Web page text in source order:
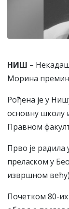
НИШ –
Морина
Рођена је у
основну школу
Правном
Прво је
преласком у
извршном
Почетком 80-